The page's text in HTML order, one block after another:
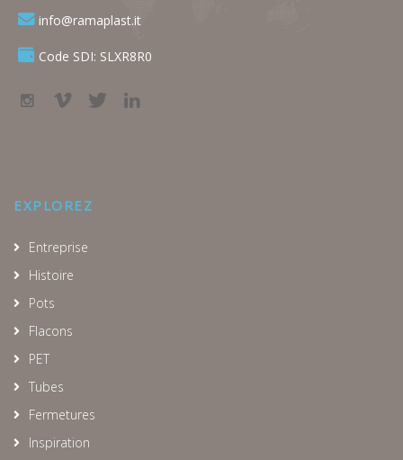
info@ramaplast.it
Code SDI: SLXR8R0
EXPLOREZ
Entreprise
Histoire
Pots
Flacons
PET
Tubes
Fermetures
Inspiration